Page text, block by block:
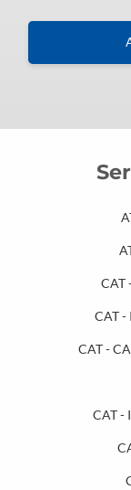
CAT
CAT -
CAT -
CAT -